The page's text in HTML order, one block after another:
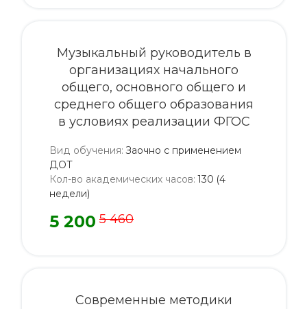
Музыкальный руководитель в
организациях начального
общего, основного общего и
среднего общего образования
в условиях реализации ФГОС
Вид обучения: Заочно с применением
ДОТ
Кол-во академических часов: 130 (4
недели)
5 200 5 460
Современные методики